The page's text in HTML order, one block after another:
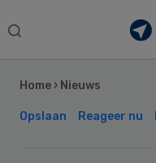
Search
Home › Nieuws
Opslaan Reageer nu
Sidebar